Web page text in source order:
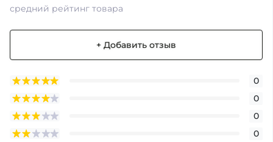
средний рейтинг товара
+ Добавить отзыв
0
0
0
0